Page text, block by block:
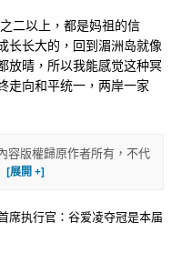
二以上，都是妈祖的信
长长大的，回到湄洲岛就像
放晴，所以我能感觉这种冥
走向和平统一，两岸一家
版權歸原作者所有，不代
席执行官：谷爱凌夺冠是本届